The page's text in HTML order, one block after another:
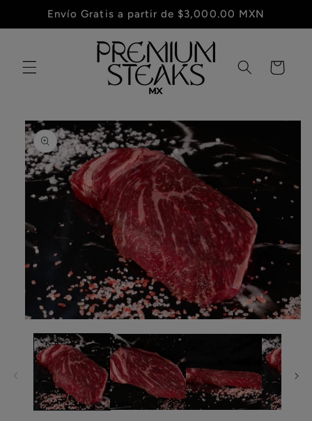
directamente
al contenido
Envío Gratis a partir de $3,000.00 MXN
Carrito
directamente
a la
información
del producto
elemento
multimedia
ventana
modal